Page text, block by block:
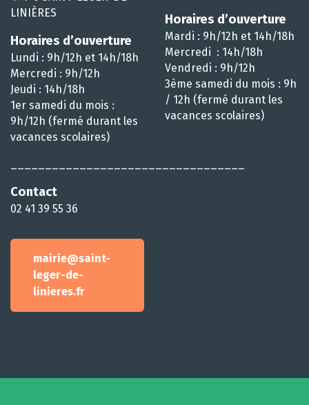
LINIÈRES
Horaires d’ouverture
Lundi : 9h/12h et 14h/18h
Mercredi : 9h/12h
Jeudi : 14h/18h
1er samedi du mois :
9h/12h (fermé durant les
vacances scolaires)
Contact
02 41 39 55 36
mairie@saint-
leger-de-
linieres.fr
Horaires d’ouverture
Mardi : 9h/12h et 14h/18h
Mercredi : 14h/18h
Vendredi : 9h/12h
3ème samedi du mois : 9h
/ 12h (fermé durant les
vacances scolaires)